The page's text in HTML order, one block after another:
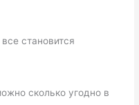
становится
сколько угодно в